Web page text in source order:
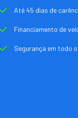
Até 45 dias de
Financiamento de
Segurança em todo